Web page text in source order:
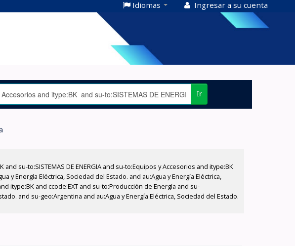
Idiomas Ingresar a su cuenta
Ir
su-to:SISTEMAS DE ENERGIA and su-to:Equipos y Accesorios and itype:BK
y Energía Eléctrica, Sociedad del Estado. and au:Agua y Energía Eléctrica,
itype:BK and ccode:EXT and su-to:Producción de Energía and su-
and su-geo:Argentina and au:Agua y Energía Eléctrica, Sociedad del Estado.